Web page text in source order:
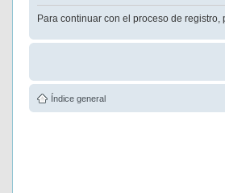
Para continuar con el proceso de registro,
Índice general